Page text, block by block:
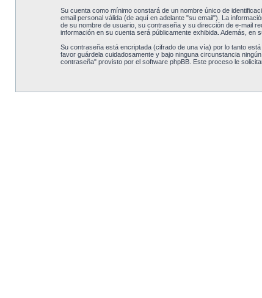
Su cuenta como mínimo constará de un nombre único de
email personal válida (de aquí en adelante "su email"). La
de su nombre de usuario, su contraseña y su dirección de e-mail
información en su cuenta será públicamente exhibida. Además, en
Su contraseña está encriptada (cifrado de una vía) por lo tanto
favor guárdela cuidadosamente y bajo ninguna circunstancia
contraseña" provisto por el software phpBB. Este proceso le